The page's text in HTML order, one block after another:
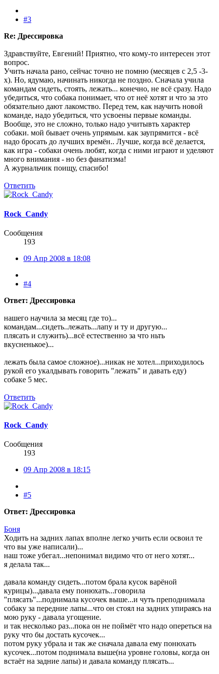
#3
Re: Дрессировка
Здравствуйте, Евгений! Приятно, что кому-то интересен этот
вопрос.
Учить начала рано, сейчас точно не помню (месяцев с 2,5 -3-
х). Но, ядумаю, начинать никогда не поздно. Сначала учила
командам сидеть, стоять, лежать... конечно, не всё сразу. Надо
убедиться, что собака понимает, что от неё хотят и что за это
обязательно дают лакомство. Перед тем, как научить новой
команде, надо убедиться, что усвоены первые команды.
Вообще, это не сложно, только надо учитывть характер
собаки. мой бывает очень упрямым. как заупрямится - всё
надо бросать до лучших времён.. Лучше, когда всё делается,
как игра - собаки очень любят, когда с ними играют и уделяют
много внимания - но без фанатизма!
А журнальчик поищу, спасибо!
Ответить
Rock_Candy
Сообщения
193
09 Апр 2008 в 18:08
#4
Ответ: Дрессировка
нашего научила за месяц где то)...
командам...сидеть..лежать...лапу и ту и другую...
плясать и служить)...всё естественно за что ньть
вкусненькое)...
лежать была самое сложное)...никак не хотел...приходилось
рукой его укалдывать говорить "лежать" и давать еду)
собаке 5 мес.
Ответить
Rock_Candy
Сообщения
193
09 Апр 2008 в 18:15
#5
Ответ: Дрессировка
Боня
Ходить на задних лапах вполне легко учить если освоил те
что вы уже написали)...
наш тоже убегал...непонимал видимо что от него хотят...
я делала так...
давала команду сидеть...потом брала кусок варёной
курицы)...давала ему понюхать...говорила
"плясать"...поднимала кусочек выше...и чуть преподнимала
собаку за передние лапы...что он стоял на задних упираясь на
мою руку - давала угощение.
и так несколько раз...пока он не поймёт что надо опереться на
руку что бы достать кусочек...
потом руку убрала и так же сначала давала ему понюхать
кусочек...потом поднимала выше(на уровне головы, когда он
встаёт на задние лапы) и давала команду плясать...